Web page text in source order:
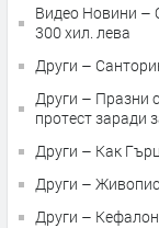
Видео Новини –
300 хил. лева
Други –
Други – Празни
протест заради
Други – Как
Други –
Други –